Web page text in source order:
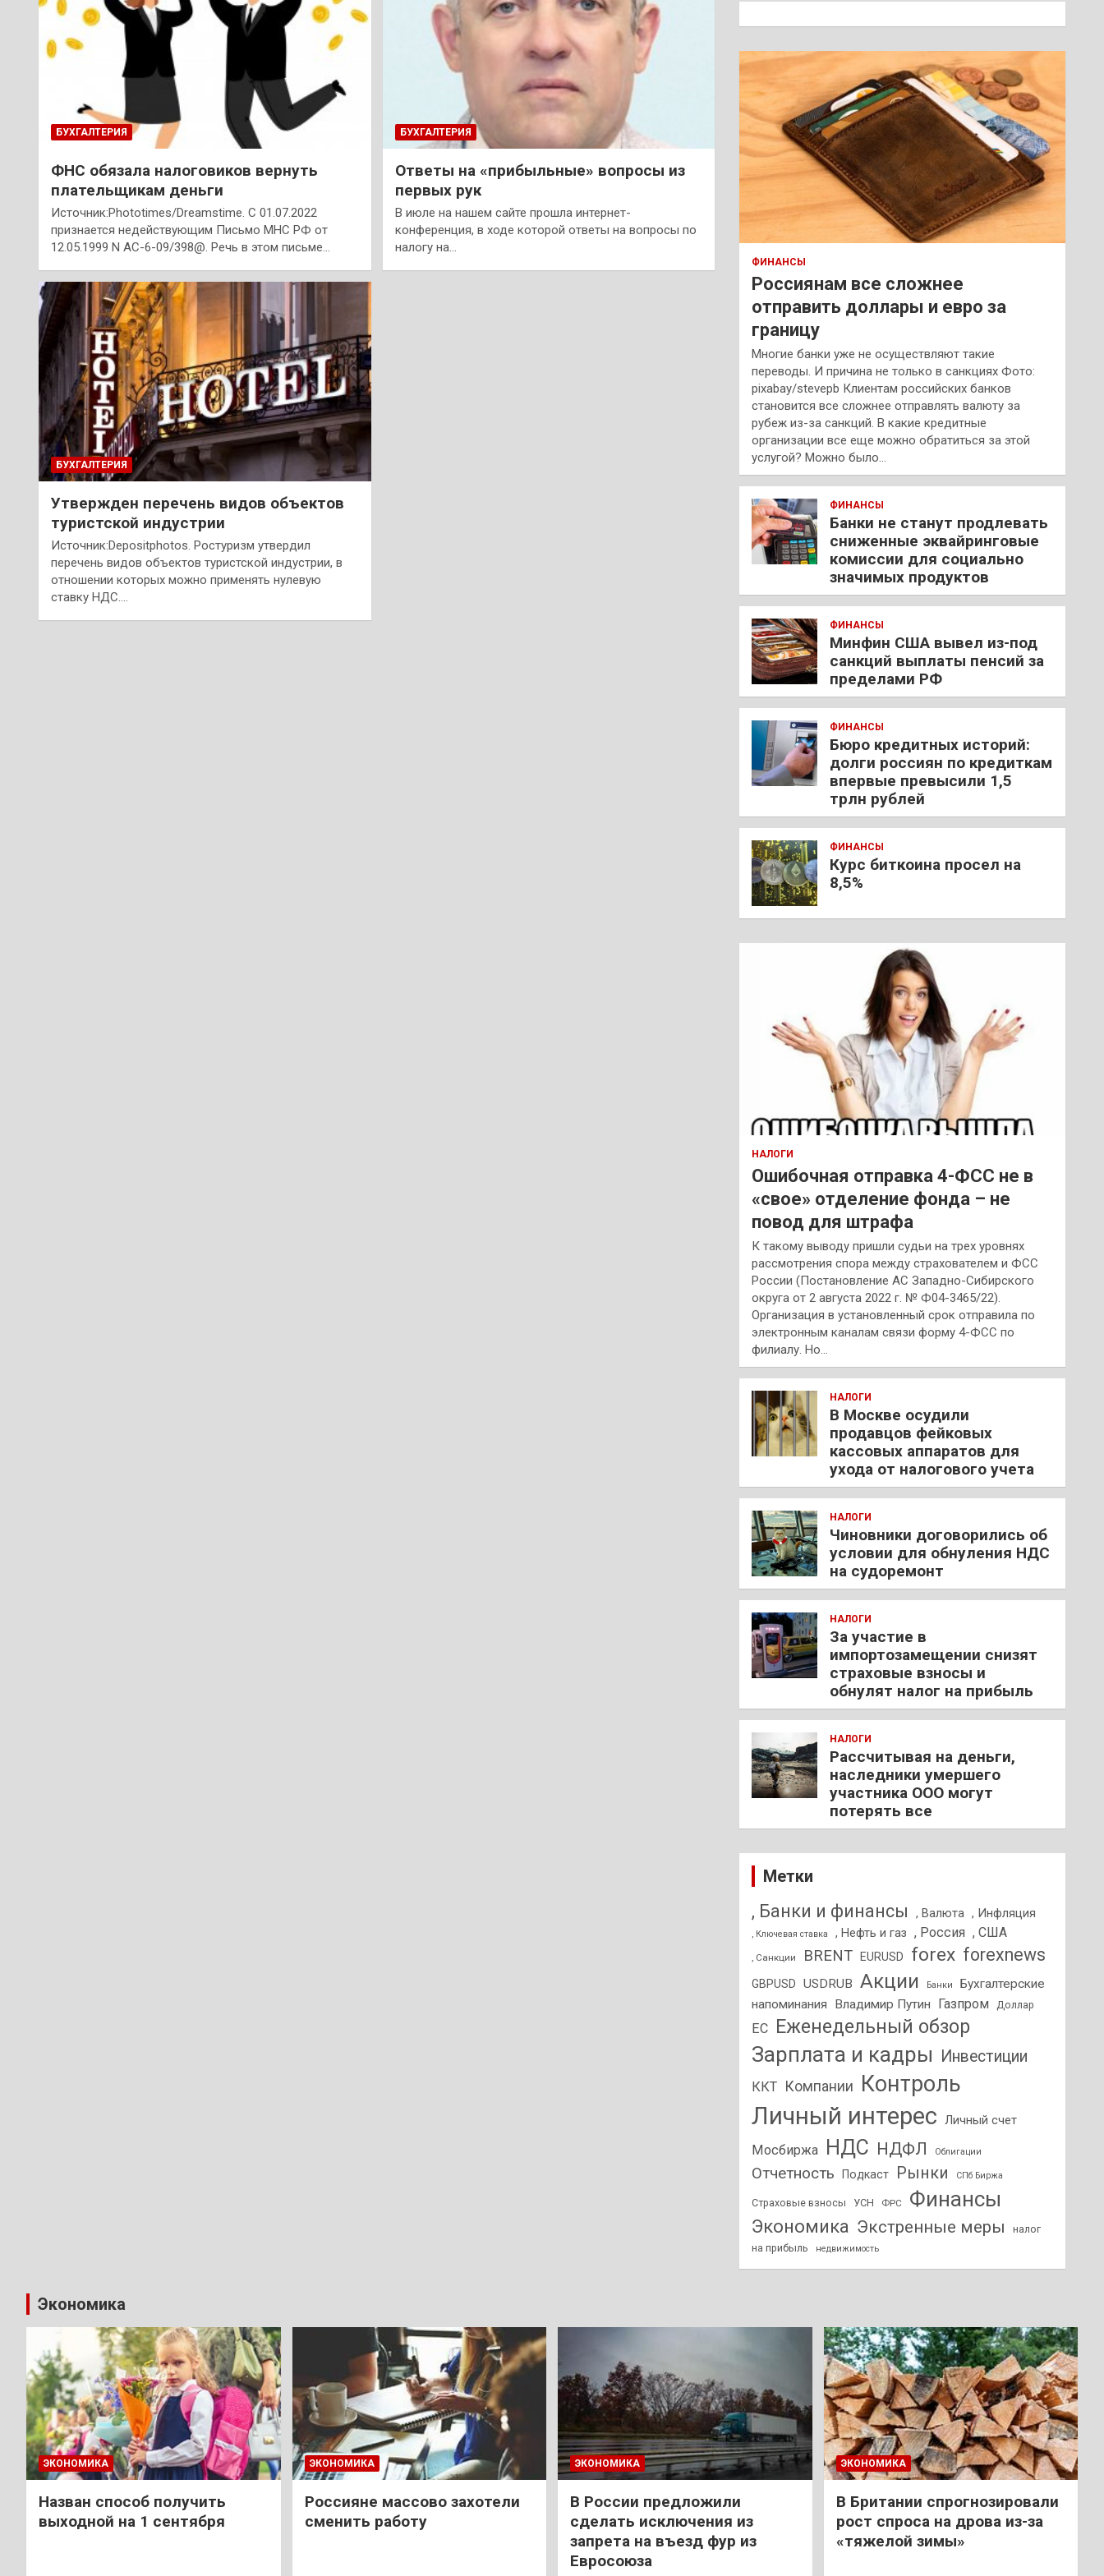
БУХГАЛТЕРИЯ
ФНС обязала налоговиков вернуть
плательщикам деньги
Источник:Phototimes/Dreamstime. С 01.07.2022
признается недействующим Письмо МНС РФ от
12.05.1999 N АС-6-09/398@. Речь в этом письме…
БУХГАЛТЕРИЯ
Ответы на «прибыльные» вопросы из
первых рук
В июле на нашем сайте прошла интернет-
конференция, в ходе которой ответы на вопросы по
налогу на…
БУХГАЛТЕРИЯ
Утвержден перечень видов объектов
туристской индустрии
Источник:Depositphotos. Ростуризм утвердил
перечень видов объектов туристской индустрии, в
отношении которых можно применять нулевую
ставку НДС.…
к
ФИНАНСЫ
Россиянам все сложнее
отправить доллары и евро за
границу
Многие банки уже не осуществляют такие
переводы. И причина не только в санкциях Фото:
pixabay/stevepb Клиентам российских банков
становится все сложнее отправлять валюту за
рубеж из-за санкций. В какие кредитные
организации все еще можно обратиться за этой
услугой? Можно было…
ФИНАНСЫ
Банки не станут продлевать
сниженные эквайринговые
комиссии для социально
значимых продуктов
ФИНАНСЫ
Минфин США вывел из-под
санкций выплаты пенсий за
пределами РФ
ФИНАНСЫ
Бюро кредитных историй:
долги россиян по кредиткам
впервые превысили 1,5
трлн рублей
ФИНАНСЫ
Курс биткоина просел на
8,5%
НАЛОГИ
Ошибочная отправка 4-ФСС не в
«свое» отделение фонда – не
повод для штрафа
К такому выводу пришли судьи на трех уровнях
рассмотрения спора между страхователем и ФСС
России (Постановление АС Западно-Сибирского
округа от 2 августа 2022 г. № Ф04-3465/22).
Организация в установленный срок отправила по
электронным каналам связи форму 4-ФСС по
филиалу. Но…
НАЛОГИ
В Москве осудили
продавцов фейковых
кассовых аппаратов для
ухода от налогового учета
НАЛОГИ
Чиновники договорились об
условии для обнуления НДС
на судоремонт
НАЛОГИ
За участие в
импортозамещении снизят
страховые взносы и
обнулят налог на прибыль
НАЛОГИ
Рассчитывая на деньги,
наследники умершего
участника ООО могут
потерять все
Метки
, Банки и финансы , Валюта , Инфляция
, Ключевая ставка , Нефть и газ , Россия , США
, Санкции BRENT EURUSD forex forexnews
GBPUSD USDRUB Акции Банки
Бухгалтерские
напоминания
Владимир Путин Газпром Доллар
ЕС Еженедельный обзор
Зарплата и кадры Инвестиции
ККТ Компании Контроль
Личный интерес Личный счет
Мосбиржа НДС НДФЛ Облигации
Отчетность Подкаст Рынки СПб Биржа
Страховые взносы УСН ФРС Финансы
Экономика Экстренные меры
налог
на прибыль
недвижимость
Экономика
ЭКОНОМИКА
Назван способ получить
выходной на 1 сентября
ЭКОНОМИКА
Россияне массово захотели
сменить работу
ЭКОНОМИКА
В России предложили
сделать исключения из
запрета на въезд фур из
Евросоюза
ЭКОНОМИКА
В Британии спрогнозировали
рост спроса на дрова из-за
«тяжелой зимы»